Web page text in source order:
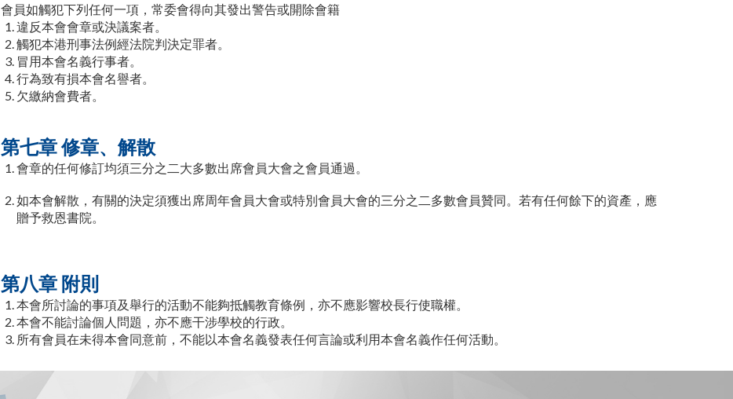
會員如觸犯下列任何一項，常委會得向其發出警告或開除會籍
違反本會會章或決議案者。
觸犯本港刑事法例經法院判決定罪者。
冒用本會名義行事者。
行為致有損本會名譽者。
欠繳納會費者。
第七章 修章、解散
會章的任何修訂均須三分之二大多數出席會員大會之會員通過。
如本會解散，有關的決定須獲出席周年會員大會或特別會員大會的三分之二多數會員贊同。若有任何餘下的資產，應
贈予救恩書院。
第八章 附則
本會所討論的事項及舉行的活動不能夠抵觸教育條例，亦不應影響校長行使職權。
本會不能討論個人問題，亦不應干涉學校的行政。
所有會員在未得本會同意前，不能以本會名義發表任何言論或利用本會名義作任何活動。